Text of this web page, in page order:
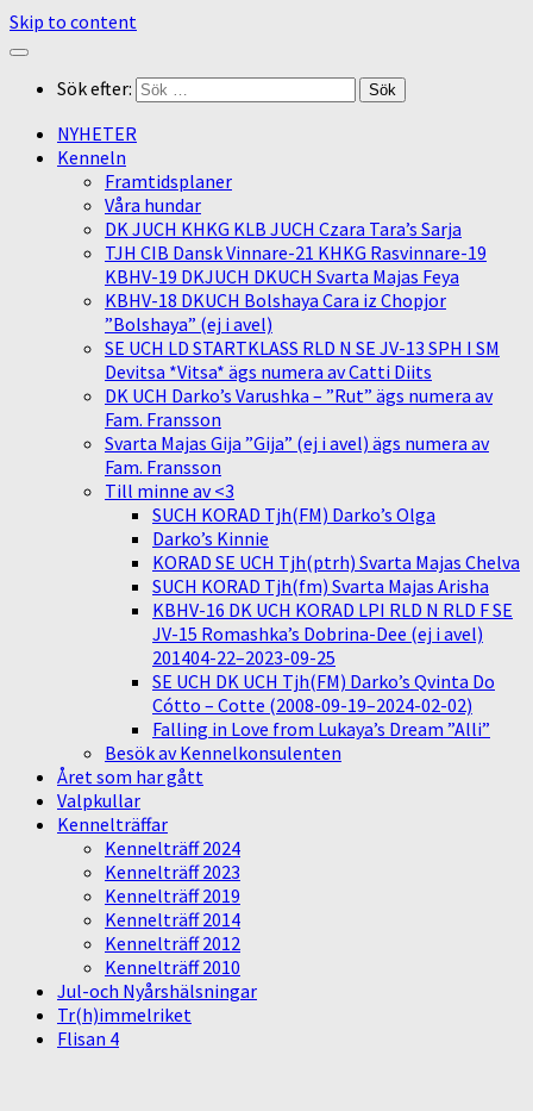
Skip to content
Sök efter:
NYHETER
Kenneln
Framtidsplaner
Våra hundar
DK JUCH KHKG KLB JUCH Czara Tara’s Sarja
TJH CIB Dansk Vinnare-21 KHKG Rasvinnare-19
KBHV-19 DKJUCH DKUCH Svarta Majas Feya
KBHV-18 DKUCH Bolshaya Cara iz Chopjor
”Bolshaya” (ej i avel)
SE UCH LD STARTKLASS RLD N SE JV-13 SPH I SM
Devitsa *Vitsa* ägs numera av Catti Diits
DK UCH Darko’s Varushka – ”Rut” ägs numera av
Fam. Fransson
Svarta Majas Gija ”Gija” (ej i avel) ägs numera av
Fam. Fransson
Till minne av <3
SUCH KORAD Tjh(FM) Darko’s Olga
Darko’s Kinnie
KORAD SE UCH Tjh(ptrh) Svarta Majas Chelva
SUCH KORAD Tjh(fm) Svarta Majas Arisha
KBHV-16 DK UCH KORAD LPI RLD N RLD F SE
JV-15 Romashka’s Dobrina-Dee (ej i avel)
201404-22–2023-09-25
SE UCH DK UCH Tjh(FM) Darko’s Qvinta Do
Cótto – Cotte (2008-09-19–2024-02-02)
Falling in Love from Lukaya’s Dream ”Alli”
Besök av Kennelkonsulenten
Året som har gått
Valpkullar
Kennelträffar
Kennelträff 2024
Kennelträff 2023
Kennelträff 2019
Kennelträff 2014
Kennelträff 2012
Kennelträff 2010
Jul-och Nyårshälsningar
Tr(h)immelriket
Flisan 4